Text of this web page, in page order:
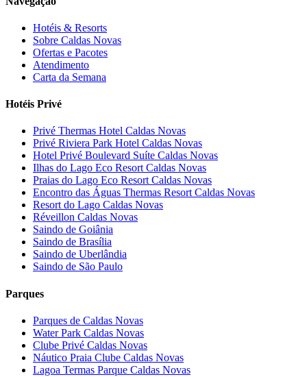
Hotéis & Resorts
Sobre Caldas Novas
Ofertas e Pacotes
Atendimento
Carta da Semana
Hotéis Privé
Privé Thermas Hotel Caldas Novas
Privé Riviera Park Hotel Caldas Novas
Hotel Privé Boulevard Suíte Caldas Novas
Ilhas do Lago Eco Resort Caldas Novas
Praias do Lago Eco Resort Caldas Novas
Encontro das Águas Thermas Resort Caldas Novas
Resort do Lago Caldas Novas
Réveillon Caldas Novas
Saindo de Goiânia
Saindo de Brasília
Saindo de Uberlândia
Saindo de São Paulo
Parques
Parques de Caldas Novas
Water Park Caldas Novas
Clube Privé Caldas Novas
Náutico Praia Clube Caldas Novas
Lagoa Termas Parque Caldas Novas